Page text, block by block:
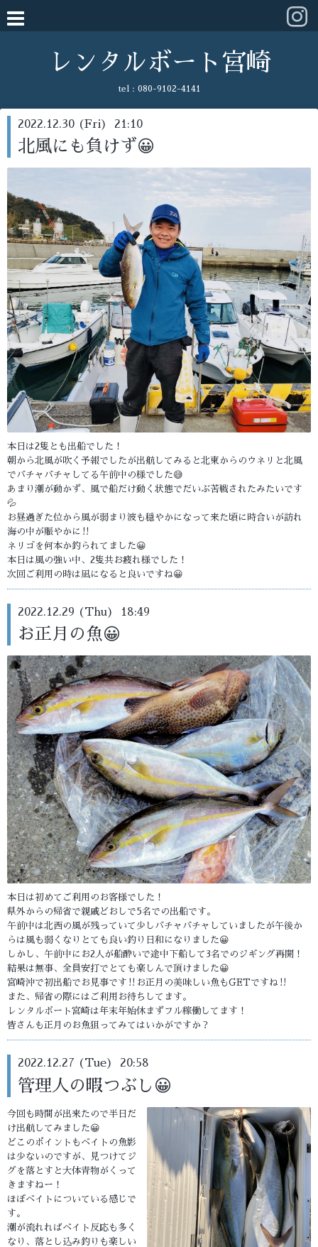
レンタルボート宮崎
tel : 080-9102-4141
2022.12.30 (Fri) 21:10
北風にも負けず😀
本日は2隻とも出船でした！
朝から北風が吹く予報でしたが出航してみると北東からのウネリと北風
でバチャバチャしてる午前中の様でした😅
あまり潮が動かず、風で船だけ動く状態でだいぶ苦戦されたみたいです
💦
お昼過ぎた位から風が弱まり波も穏やかになって来た頃に時合いが訪れ
海の中が賑やかに‼️
ネリゴを何本か釣られてました😀
本日は風の強い中、2隻共お疲れ様でした！
次回ご利用の時は凪になると良いですね😀
2022.12.29 (Thu) 18:49
お正月の魚😀
本日は初めてご利用のお客様でした！
県外からの帰省で親戚どおしで5名での出船です。
午前中は北西の風が残っていて少しバチャバチャしていましたが午後か
らは風も弱くなりとても良い釣り日和になりました😀
しかし、午前中にお2人が船酔いで途中下船して3名でのジギング再開！
結果は無事、全員安打でとても楽しんで頂けました😀
宮崎沖で初出船でお見事です‼️お正月の美味しい魚もGETですね‼️
また、帰省の際にはご利用お待ちしてます。
レンタルボート宮崎は年末年始休まずフル稼働してます！
皆さんも正月のお魚狙ってみてはいかがですか？
2022.12.27 (Tue) 20:58
管理人の暇つぶし😀
今回も時間が出来たので半日だ
け出航してみました😀
どこのポイントもベイトの魚影
は少ないのですが、見つけてジ
グを落とすと大体青物がくって
きますねー！
ほぼベイトについている感じで
す。
潮が流れればベイト反応も多く
なり、落とし込み釣りも楽しい